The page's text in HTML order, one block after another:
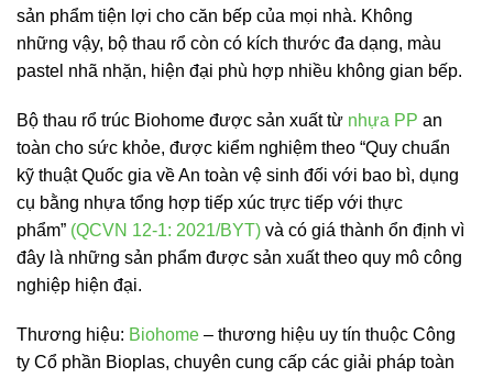
sản phẩm tiện lợi cho căn bếp của mọi nhà. Không
những vậy, bộ thau rổ còn có kích thước đa dạng, màu
pastel nhã nhặn, hiện đại phù hợp nhiều không gian bếp.
Bộ thau rổ trúc Biohome được sản xuất từ nhựa PP an
toàn cho sức khỏe, được kiểm nghiệm theo “Quy chuẩn
kỹ thuật Quốc gia về An toàn vệ sinh đối với bao bì, dụng
cụ bằng nhựa tổng hợp tiếp xúc trực tiếp với thực
phẩm” (QCVN 12-1: 2021/BYT) và có giá thành ổn định vì
đây là những sản phẩm được sản xuất theo quy mô công
nghiệp hiện đại.
Thương hiệu: Biohome – thương hiệu uy tín thuộc Công
ty Cổ phần Bioplas, chuyên cung cấp các giải pháp toàn